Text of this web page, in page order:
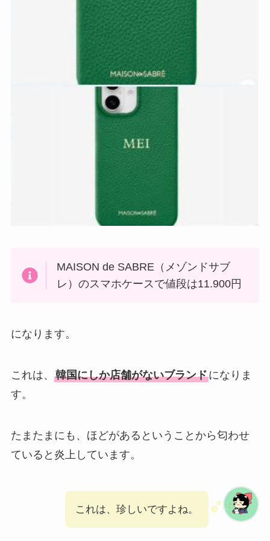
MAISON de SABRE（メゾンドサブ
レ）のスマホケースで値段は11.900円
になります。
これは、 韓国にしか店舗がないブランドになりま
す。
たまたまにも、ほどがあるということから匂わせ
ていると炎上しています。
これは、珍しいですよね。